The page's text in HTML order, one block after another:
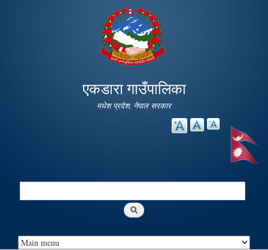
main
content
एकडारा गाउँपालिका
मधेश प्रदेश, नेपाल सरकार
Search